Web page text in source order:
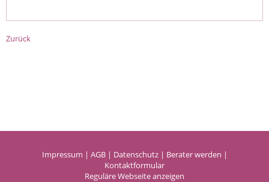
Zurück
Impressum | AGB| Datenschutz| Berater werden |
Kontaktformular
Reguläre Webseite anzeigen